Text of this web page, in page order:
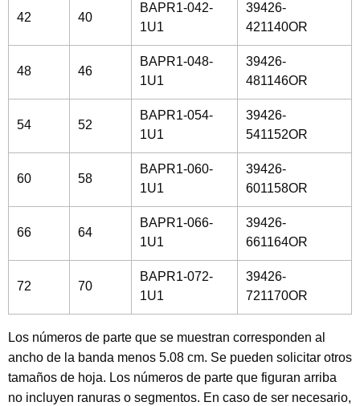
42 40
BAPR1-042-
1U1
39426-
421140OR
48 46
BAPR1-048-
1U1
39426-
481146OR
54 52
BAPR1-054-
1U1
39426-
541152OR
60 58
BAPR1-060-
1U1
39426-
601158OR
66 64
BAPR1-066-
1U1
39426-
661164OR
72 70
BAPR1-072-
1U1
39426-
721170OR
Los números de parte que se muestran corresponden al
ancho de la banda menos 5.08 cm. Se pueden solicitar otros
tamaños de hoja. Los números de parte que figuran arriba
no incluyen ranuras o segmentos. En caso de ser necesario,